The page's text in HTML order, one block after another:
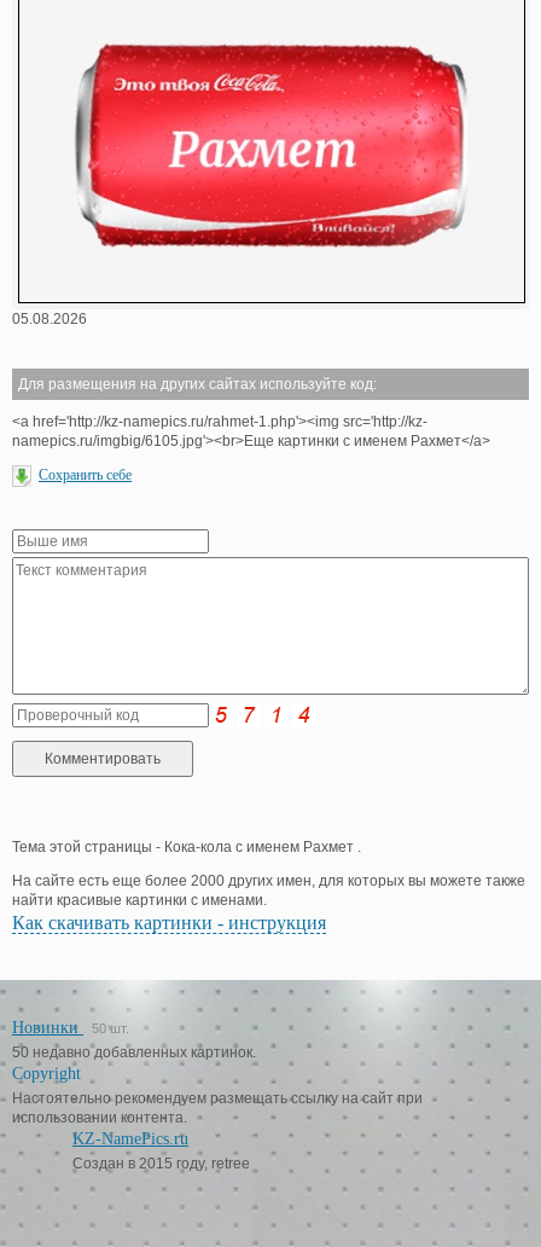
05.08.2026
Для размещения на других сайтах используйте код:
<a href='http://kz-namepics.ru/rahmet-1.php'><img src='http://kz-
namepics.ru/imgbig/6105.jpg'><br>Еще картинки с именем Рахмет</a>
Сохранить себе
Тема этой страницы - Кока-кола с именем Рахмет .
На сайте есть еще более 2000 других имен, для которых вы можете также
найти красивые картинки с именами.
Как скачивать картинки - инструкция
Новинки 50 шт.
50 недавно добавленных картинок.
Copyright
Настоятельно рекомендуем размещать ссылку на сайт при
использовании контента.
KZ-NamePics.ru
Создан в 2015 году, retree